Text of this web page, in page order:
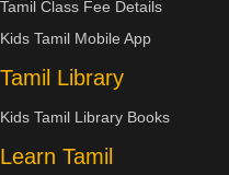
Tamil Class Fee Details
Kids Tamil Mobile App
Tamil Library
Kids Tamil Library Books
Learn Tamil